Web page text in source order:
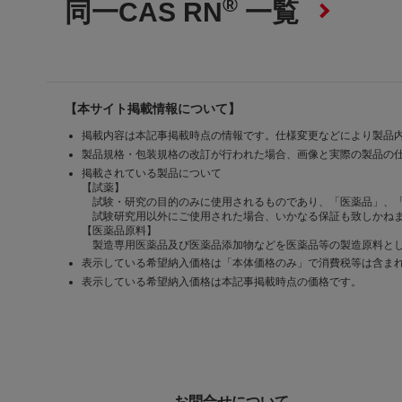
同一CAS RN® 一覧
【本サイト掲載情報について】
掲載内容は本記事掲載時点の情報です。仕様変更などにより製品
製品規格・包装規格の改訂が行われた場合、画像と実際の製品の
掲載されている製品について
【試薬】
試験・研究の目的のみに使用されるものであり、「医薬品」
試験研究用以外にご使用された場合、いかなる保証も致しか
【医薬品原料】
製造専用医薬品及び医薬品添加物などを医薬品等の製造原料
表示している希望納入価格は「本体価格のみ」で消費税等は含ま
表示している希望納入価格は本記事掲載時点の価格です。